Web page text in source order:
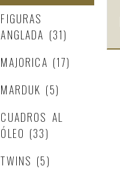
FIGURAS
ANGLADA (31)
MAJORICA (17)
MARDUK (5)
CUADROS AL
ÓLEO (33)
TWINS (5)